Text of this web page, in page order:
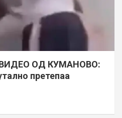
ОД КУМАНОВО:
претепаа